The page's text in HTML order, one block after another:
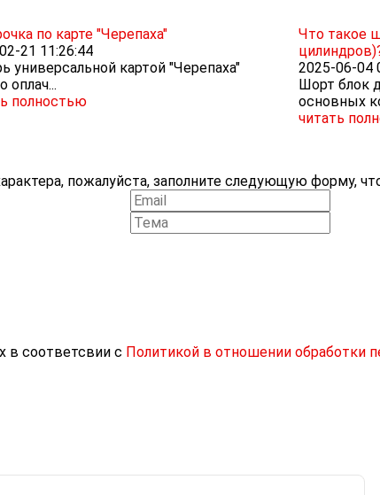
по карте "Черепаха"
21 11:26:44
универсальной картой "Черепаха"
оплач...
полностью
Что такое
2025-06-04
Шорт блок
основных
читать
пожалуйста, заполните следующую форму,
в соответсвии с Политикой в отношении обработки